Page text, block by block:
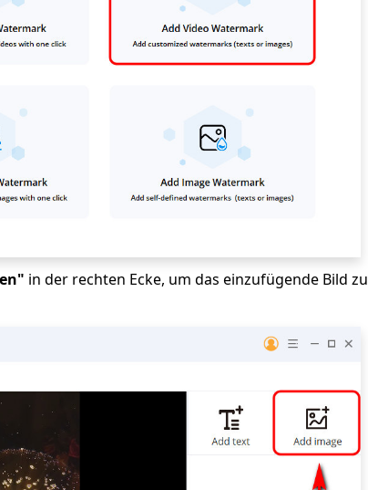
in der rechten Ecke, um das einzufügende Bild zu